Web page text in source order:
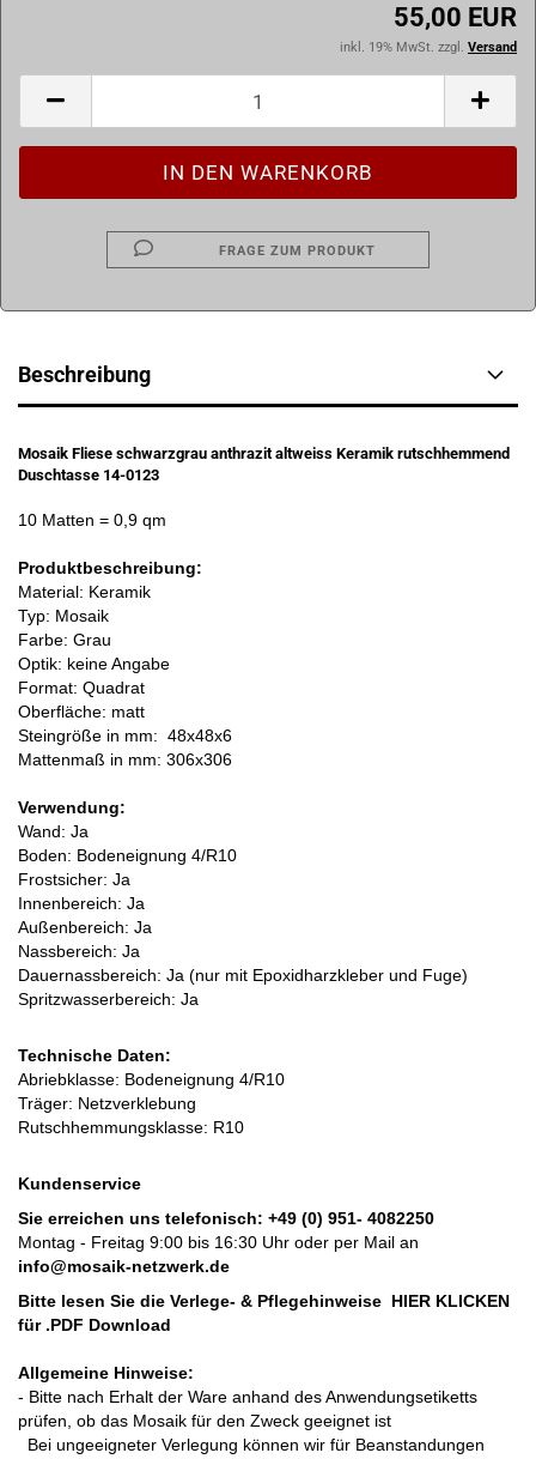
55,00 EUR
inkl. 19% MwSt. zzgl. Versand
FRAGE ZUM PRODUKT
Beschreibung
Mosaik Fliese schwarzgrau anthrazit altweiss Keramik rutschhemmend
Duschtasse 14-0123
10 Matten = 0,9 qm
Produktbeschreibung:
Material: Keramik
Typ: Mosaik
Farbe: Grau
Optik: keine Angabe
Format: Quadrat
Oberfläche: matt
Steingröße in mm: 48x48x6
Mattenmaß in mm: 306x306
Verwendung:
Wand: Ja
Boden: Bodeneignung 4/R10
Frostsicher: Ja
Innenbereich: Ja
Außenbereich: Ja
Nassbereich: Ja
Dauernassbereich: Ja (nur mit Epoxidharzkleber und Fuge)
Spritzwasserbereich: Ja
Technische Daten:
Abriebklasse: Bodeneignung 4/R10
Träger: Netzverklebung
Rutschhemmungsklasse: R10
Kundenservice
Sie erreichen uns telefonisch: +49 (0) 951- 4082250
Montag - Freitag 9:00 bis 16:30 Uhr oder per Mail an
info@mosaik-netzwerk.de
Bitte lesen Sie die Verlege- & Pflegehinweise HIER KLICKEN
für .PDF Download
Allgemeine Hinweise:
- Bitte nach Erhalt der Ware anhand des Anwendungsetiketts
prüfen, ob das Mosaik für den Zweck geeignet ist
Bei ungeeigneter Verlegung können wir für Beanstandungen